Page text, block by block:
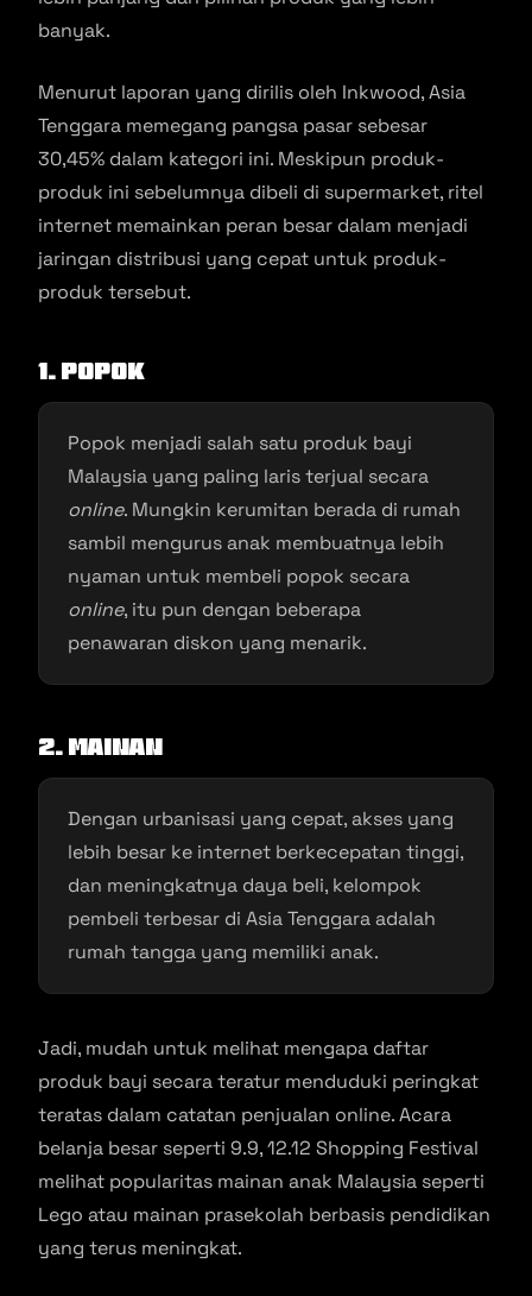
banyak.
Menurut laporan yang dirilis oleh Inkwood, Asia
Tenggara memegang pangsa pasar sebesar
30,45% dalam kategori ini. Meskipun produk-
produk ini sebelumnya dibeli di supermarket, ritel
internet memainkan peran besar dalam menjadi
jaringan distribusi yang cepat untuk produk-
produk tersebut.
1. Popok
Popok menjadi salah satu produk bayi
Malaysia yang paling laris terjual secara
online. Mungkin kerumitan berada di rumah
sambil mengurus anak membuatnya lebih
nyaman untuk membeli popok secara
online, itu pun dengan beberapa
penawaran diskon yang menarik.
2. Mainan
Dengan urbanisasi yang cepat, akses yang
lebih besar ke internet berkecepatan tinggi,
dan meningkatnya daya beli, kelompok
pembeli terbesar di Asia Tenggara adalah
rumah tangga yang memiliki anak.
Jadi, mudah untuk melihat mengapa daftar
produk bayi secara teratur menduduki peringkat
teratas dalam catatan penjualan online. Acara
belanja besar seperti 9.9, 12.12 Shopping Festival
melihat popularitas mainan anak Malaysia seperti
Lego atau mainan prasekolah berbasis pendidikan
yang terus meningkat.